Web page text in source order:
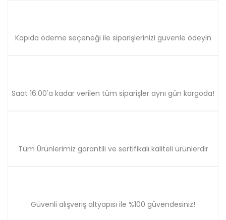
Kapıda ödeme seçeneği ile siparişlerinizi güvenle ödeyin
Saat 16.00'a kadar verilen tüm siparişler aynı gün kargoda!
Tüm Ürünlerimiz garantili ve sertifikalı kaliteli ürünlerdir
Güvenli alışveriş altyapısı ile %100 güvendesiniz!